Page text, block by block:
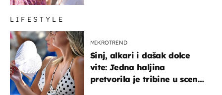
LIFESTYLE
MIKROTREND
Sinj, alkari i dašak dolce
vite: Jedna haljina
pretvorila je tribine u scenu